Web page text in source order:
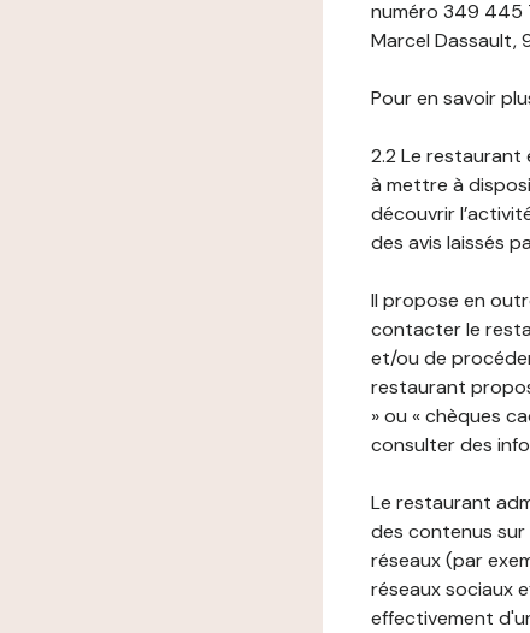
numéro 349 445
Marcel Dassault,
Pour en savoir
2.2 Le restaurant
à mettre à
découvrir
des avis laissés
Il propose en
contacter le
et/ou de
restaurant
» ou « chèques
consulter des
Le restaurant
des contenus
réseaux (par
réseaux sociaux
effectivement